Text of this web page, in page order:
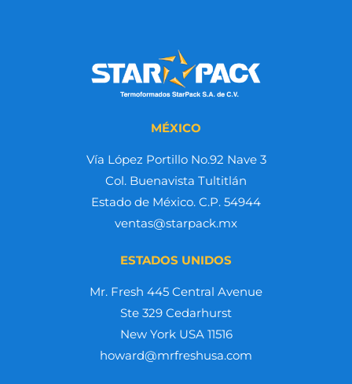
MÉXICO
Vía López Portillo No.92 Nave 3
Col. Buenavista Tultitlán
Estado de México. C.P. 54944
ventas@starpack.mx
ESTADOS UNIDOS
Mr. Fresh 445 Central Avenue
Ste 329 Cedarhurst
New York USA 11516
howard@mrfreshusa.com